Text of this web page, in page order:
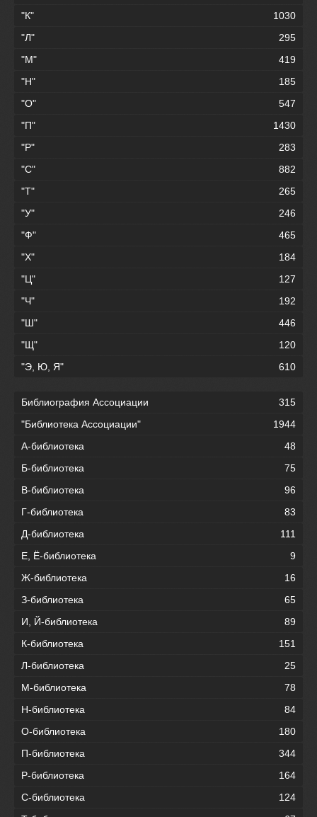
"К"
1030
"Л"
295
"М"
419
"Н"
185
"О"
547
"П"
1430
"Р"
283
"С"
882
"Т"
265
"У"
246
"Ф"
465
"Х"
184
"Ц"
127
"Ч"
192
"Ш"
446
"Щ"
120
"Э, Ю, Я"
610
Библиография Ассоциации
315
"Библиотека Ассоциации"
1944
А-библиотека
48
Б-библиотека
75
В-библиотека
96
Г-библиотека
83
Д-библиотека
111
Е, Ё-библиотека
9
Ж-библиотека
16
З-библиотека
65
И, Й-библиотека
89
К-библиотека
151
Л-библиотека
25
М-библиотека
78
Н-библиотека
84
О-библиотека
180
П-библиотека
344
Р-библиотека
164
С-библиотека
124